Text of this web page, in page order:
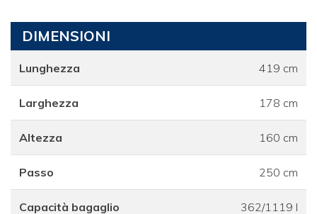
DIMENSIONI
Lunghezza 419 cm
Larghezza 178 cm
Altezza 160 cm
Passo 250 cm
Capacità bagaglio 362/1119 l